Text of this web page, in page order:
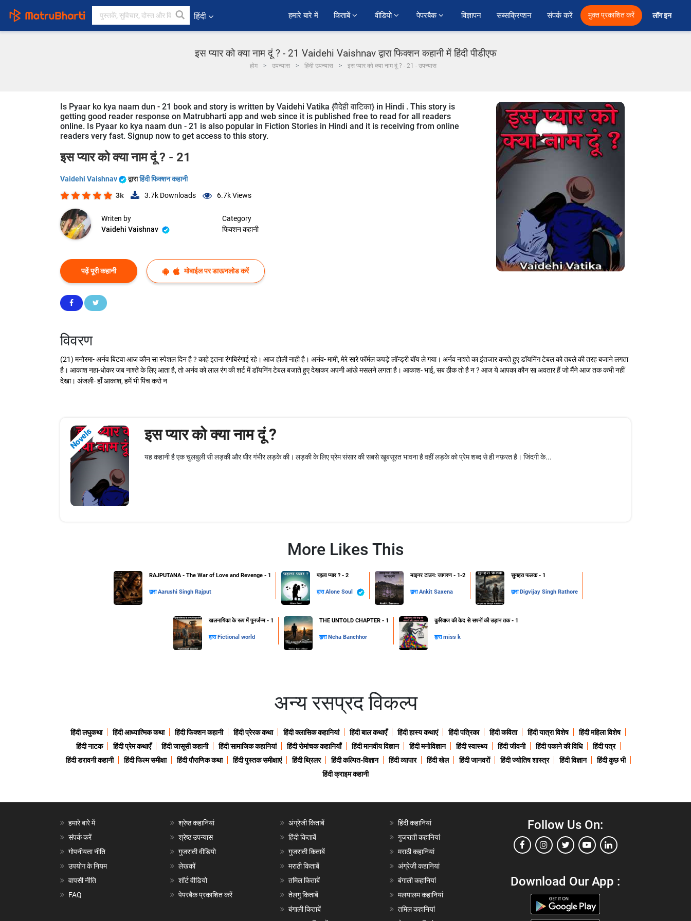
हिंदी हमारे बारे में किताबें वीडियो पेपरबैक विज्ञापन सब्सक्रिप्शन संपर्क करें मुक्त प्रकाशित करें लॉग इन
इस प्यार को क्या नाम दूं ? - 21 Vaidehi Vaishnav द्वारा फिक्शन कहानी में हिंदी पीडीएफ
होम उपन्यास हिंदी उपन्यास इस प्यार को क्या नाम दूं ? - 21 - उपन्यास
Is Pyaar ko kya naam dun - 21 book and story is written by Vaidehi Vatika {वैदेही वाटिका} in Hindi . This story is
getting good reader response on Matrubharti app and web since it is published free to read for all readers
online. Is Pyaar ko kya naam dun - 21 is also popular in Fiction Stories in Hindi and it is receiving from online
readers very fast. Signup now to get access to this story.
इस प्यार को क्या नाम दूं ? - 21
Vaidehi Vaishnav द्वाराहिंदी फिक्शन कहानी
3k 3.7k Downloads 6.7kViews
Writen by
Vaidehi Vaishnav
Category
फिक्शन कहानी
पढ़ें पूरी कहानी मोबाईल पर डाऊनलोड करें
विवरण
(21) मनोरमा- अर्नव बिटवा आज कौन सा स्पेशल दिन है ? काहे इतना रंगबिरंगाई रहे। आज होली नाही है। अर्नव- मामी, मेरे सारे फॉर्मल कपड़े लॉन्ड्री बॉय ले गया। अर्नव नाश्ते का इंतजार करते हुए डॉयनिंग टेबल को तबले की तरह बजाने लगता
है। आकाश नहा-धोकर जब नाश्ते के लिए आता है, तो अर्नव को लाल रंग की शर्ट में डॉयनिंग टेबल बजाते हुए देखकर अपनी आंखे मसलने लगता है। आकाश- भाई, सब ठीक तो है न ? आज ये आपका कौन सा अवतार हैं जो मैंने आज तक कभी नहीं
देखा। अंजली- हाँ आकाश, हमें भी पिंच करो न
Novels इस प्यार को क्या नाम दूं ?
यह कहानी है एक चुलबुली सी लड़की और धीर गंभीर लड़के की। लड़की के लिए प्रेम संसार की सबसे खूबसूरत भावना है वहीं लड़के को प्रेम शब्द से ही नफ़रत है। जिंदगी के...
More Likes This
RAJPUTANA - The War of Love and Revenge - 1
द्वाराAarushi Singh Rajput
पहला प्यार ? - 2
द्वाराAlone Soul
माइनर टाउन: जागरण - 1-2
द्वाराAnkit Saxena
सुनहरा फलक - 1
द्वारा Digvijay Singh Rathore
खलनायिका के रूप में पुनर्जन्म - 1
द्वारा Fictional world
THE UNTOLD CHAPTER - 1
द्वारा Neha Banchhor
कुरिवाज की केद से सपनों की उड़ान तक - 1
द्वाराmiss k
अन्य रसप्रद विकल्प
हिंदी लघुकथा हिंदी आध्यात्मिक कथा हिंदी फिक्शन कहानी हिंदी प्रेरक कथा हिंदी क्लासिक कहानियां हिंदी बाल कथाएँ हिंदी हास्य कथाएं हिंदी पत्रिका हिंदी कविता हिंदी यात्रा विशेष
हिंदी महिला विशेष
हिंदी नाटक
हिंदी प्रेम कथाएँ हिंदी जासूसी कहानी हिंदी सामाजिक कहानियां हिंदी रोमांचक कहानियाँ हिंदी मानवीय विज्ञान हिंदी मनोविज्ञान हिंदी स्वास्थ्य हिंदी जीवनी हिंदी पकाने की विधि
हिंदी पत्र
हिंदी डरावनी कहानी
हिंदी फिल्म समीक्षा हिंदी पौराणिक कथा हिंदी पुस्तक समीक्षाएं हिंदी थ्रिलर हिंदी कल्पित-विज्ञान हिंदी व्यापार हिंदी खेल हिंदी जानवरों हिंदी ज्योतिष शास्त्र हिंदी विज्ञान
हिंदी कुछ भी
हिंदी क्राइम कहानी
हमारे बारे में
संपर्क करें
गोपनीयता नीति
उपयोग के नियम
वापसी नीति
FAQ
श्रेष्ठ कहानियां
श्रेष्ठ उपन्यास
गुजराती वीडियो
लेखकों
शॉर्ट वीडियो
पेपरबैक प्रकाशित करें
अंग्रेजी किताबें
हिंदी किताबें
गुजराती किताबें
मराठी किताबें
तमिल किताबें
तेलगु किताबें
बंगाली किताबें
हिंदी कहानियां
गुजराती कहानियां
मराठी कहानियां
अंग्रेजी कहानियां
बंगाली कहानियां
मलयालम कहानियां
तमिल कहानियां
Follow Us On:
Download Our App :